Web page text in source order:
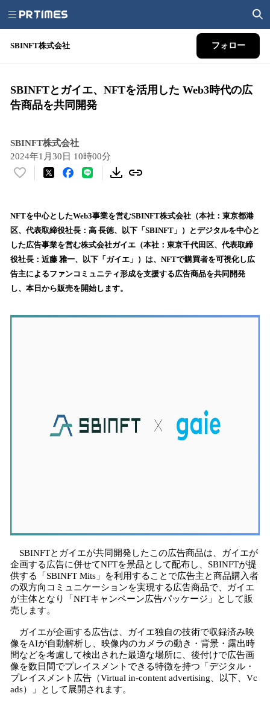
SBINFT株式会社 フォロー
SBINFTとガイエ、NFTを活用した Web3時代の広
告商品を共同開発
SBINFT株式会社
2024年1月30日 10時00分
い
！
数
を
読
み
込
み
で
NFTを中心としたWeb3事業を営むSBINFT株式会社（本社：東京都港
区、代表取締役社長：高 長徳、以下「SBINFT」）とデジタルを中心と
した広告事業を営む株式会社ガイエ（本社：東京千代田区、代表取締
役社長：近藤 雅一、以下「ガイエ」）は、NFTで購買者を可視化し広
告主によるファンコミュニティ形成を支援する広告商品を共同開発
し、本日から販売を開始します。
SBINFTとガイエが共同開発したこの広告商品は、ガイエが
企画する広告に併せてNFTを景品として配布し、SBINFTが提
供する「SBINFT Mits」を利用することで広告主と商品購入者
の双方向コミュニケーションを実現する広告商品で、ガイエ
が主体となり「NFTキャンペーン広告パッケージ」として販
売します。
ガイエが企画する広告は、ガイエ独自の技術で収録済み映
像をAIが自動解析し、映像内のカメラの動き・背景・露出時
間などを考慮して検出された最適な場所に、後付けで広告画
像を数日間でプレイスメントできる特徴を持つ「デジタル・
プレイスメント広告（Virtual in-content advertising、以下、Vc
ads）」として展開されます。